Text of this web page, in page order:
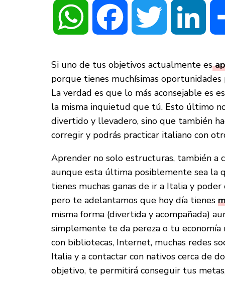
WhatsApp Facebook
Si uno de tus objetivos actualmente es
porque tienes muchísimas oportunidades
La verdad es que lo más aconsejable es
la misma inquietud que tú. Esto último
divertido y llevadero, sino que también
corregir y podrás practicar italiano con
Aprender no solo estructuras, también a
aunque esta última posiblemente sea la
tienes muchas ganas de ir a Italia y
pero te adelantamos que hoy día tienes
misma forma (divertida y acompañada)
simplemente te da pereza o tu
con bibliotecas, Internet, muchas redes
Italia y a contactar con nativos cerca de
objetivo, te permitirá conseguir tus